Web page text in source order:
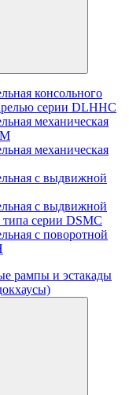
консольного
серии DLHHC
механическая
механическая
с выдвижной
с выдвижной
типа серии DSMC
с поворотной
рампы и эстакады